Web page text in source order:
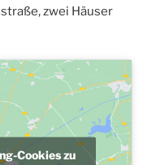
zwei Häuser
Cookies zu